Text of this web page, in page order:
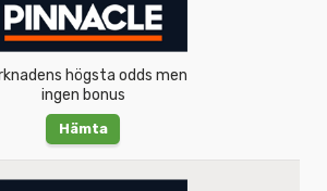
högsta odds men
ingen bonus
Hämta